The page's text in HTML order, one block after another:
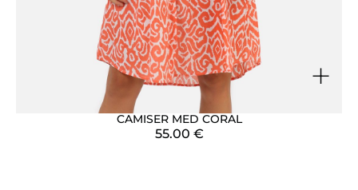
+
CAMISER MED CORAL
55.00 €